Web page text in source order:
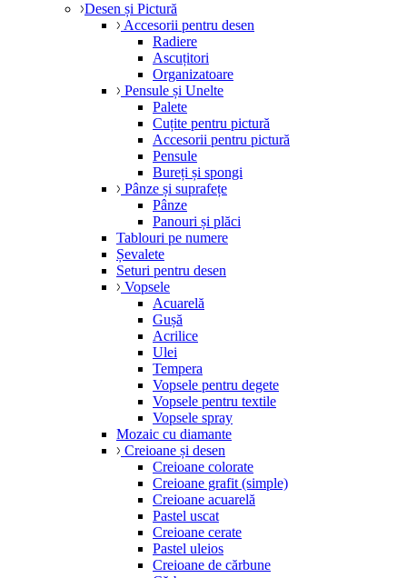
Desen și Pictură
Accesorii pentru desen
Radiere
Ascuțitori
Organizatoare
Pensule și Unelte
Palete
Cuțite pentru pictură
Accesorii pentru pictură
Pensule
Bureți și spongi
Pânze și suprafețe
Pânze
Panouri și plăci
Tablouri pe numere
Șevalete
Seturi pentru desen
Vopsele
Acuarelă
Gușă
Acrilice
Ulei
Tempera
Vopsele pentru degete
Vopsele pentru textile
Vopsele spray
Mozaic cu diamante
Creioane și desen
Creioane colorate
Creioane grafit (simple)
Creioane acuarelă
Pastel uscat
Creioane cerate
Pastel uleios
Creioane de cărbune